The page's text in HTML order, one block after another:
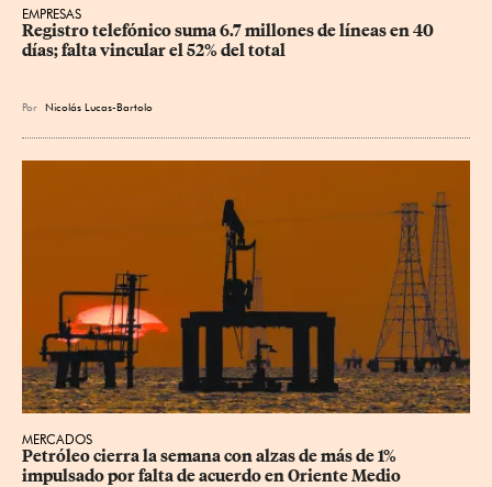
EMPRESAS
Registro telefónico suma 6.7 millones de líneas en 40
días; falta vincular el 52% del total
Por Nicolás Lucas-Bartolo
MERCADOS
Petróleo cierra la semana con alzas de más de 1%
impulsado por falta de acuerdo en Oriente Medio